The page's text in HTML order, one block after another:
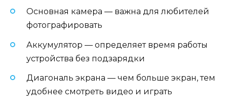
Основная камера — важна для любителей
фотографировать
Аккумулятор — определяет время работы
устройства без подзарядки
Диагональ экрана — чем больше экран, тем
удобнее смотреть видео и играть